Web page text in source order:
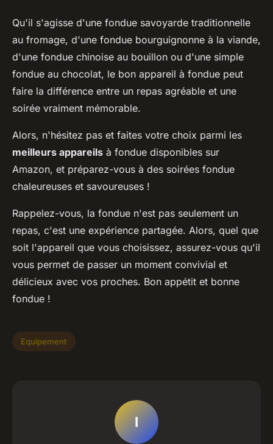
Qu'il s'agisse d'une fondue savoyarde traditionnelle
au fromage, d'une fondue bourguignonne à la viande,
d'une fondue chinoise au bouillon ou d'une simple
fondue au chocolat, le bon appareil à fondue peut
faire la différence entre un repas agréable et une
soirée vraiment mémorable.
Alors, n'hésitez pas et faites votre choix parmi les
meilleurs appareils à fondue disponibles sur
Amazon, et préparez-vous à des soirées fondue
chaleureuses et savoureuses !
Rappelez-vous, la fondue n'est pas seulement un
repas, c'est une expérience partagée. Alors, quel que
soit l'appareil que vous choisissez, assurez-vous qu'il
vous permet de passer un moment convivial et
délicieux avec vos proches. Bon appétit et bonne
fondue !
Equipement
I